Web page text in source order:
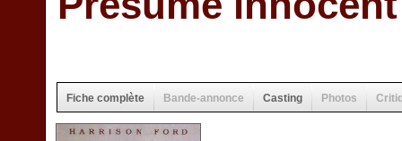
Fiche complète Bande-annonce Casting Photos